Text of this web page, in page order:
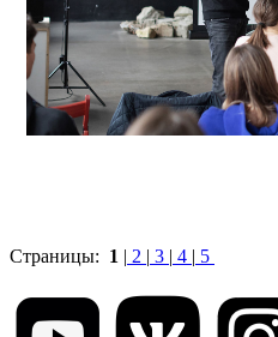
Страницы: 1 | 2 | 3 | 4 | 5